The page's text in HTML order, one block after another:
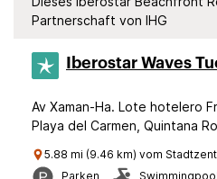
Partnerschaft von IHG
Iberostar Waves
Av Xaman-Ha. Lote hotelero
Playa del Carmen, Quintana
5.88 mi (9.46 km) vom
Parken
Swimmingpool